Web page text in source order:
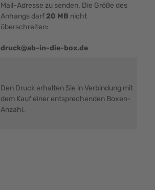
Mail-Adresse zu senden. Die Größe des
Anhangs darf20 MB nicht
überschreiten:
druck@ab-in-die-box.de
Den Druck erhalten Sie in Verbindung mit
dem Kauf einer entsprechenden Boxen-
Anzahl.